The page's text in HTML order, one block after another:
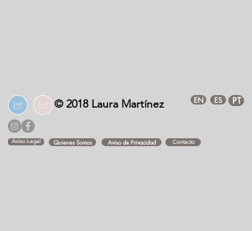
ES PT
Aviso Legal Aviso de Privacidad
© 2018 Laura Martínez
Contacto
Quienes Somos
EN